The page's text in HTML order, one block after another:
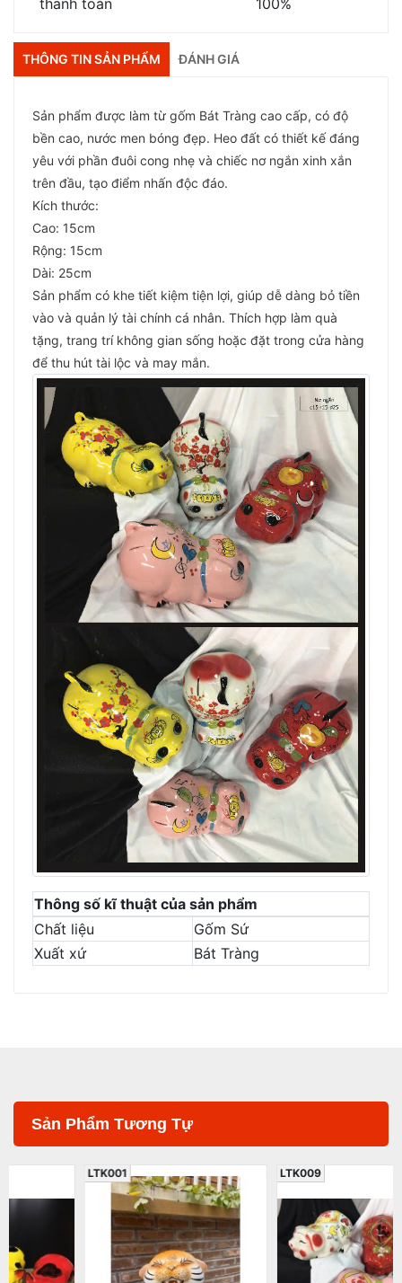
thanh toán 100%
THÔNG TIN SẢN PHẨM ĐÁNH GIÁ
Sản phẩm được làm từ gốm Bát Tràng cao cấp, có độ
bền cao, nước men bóng đẹp. Heo đất có thiết kế đáng
yêu với phần đuôi cong nhẹ và chiếc nơ ngắn xinh xắn
trên đầu, tạo điểm nhấn độc đáo.
Kích thước:
Cao: 15cm
Rộng: 15cm
Dài: 25cm
Sản phẩm có khe tiết kiệm tiện lợi, giúp dễ dàng bỏ tiền
vào và quản lý tài chính cá nhân. Thích hợp làm quà
tặng, trang trí không gian sống hoặc đặt trong cửa hàng
để thu hút tài lộc và may mắn.
Thông số kĩ thuật của sản phẩm
Chất liệu
Gốm Sứ
Xuất xứ
Bát Tràng
Sản Phẩm Tương Tự
LTK009